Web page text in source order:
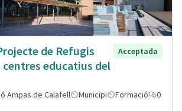
de Refugis
educatius del
Acceptada
Ampas de Calafell Municipi Formació
0